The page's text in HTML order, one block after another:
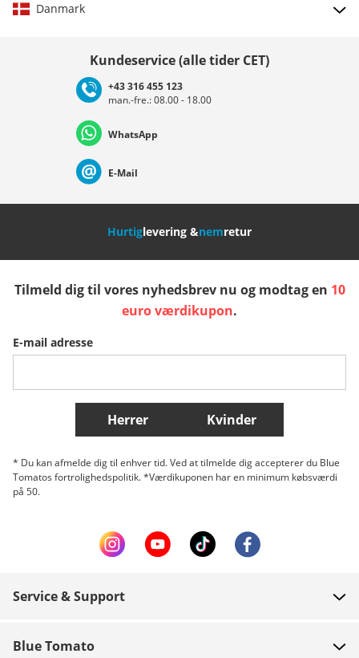
Danmark
Deutschland Österreich
Nederland Italia (Italiano) Italien (Deutsch)
Slovenija
Belgique (Français) Danmark Norge
Flere lande
Kundeservice (alle tider CET)
+43 316 455 123
man.-fre.: 08.00 - 18.00
WhatsApp
E-Mail
Hurtiglevering &nemretur
Tilmeld dig til vores nyhedsbrev nu og modtag en 10
euro værdikupon.
E-mail adresse
Herrer Kvinder
* Du kan afmelde dig til enhver tid. Ved at tilmelde dig accepterer du Blue
Tomatos fortrolighedspolitik. *Værdikuponen har en minimum købsværdi
på 50.
Service & Support
Blue Tomato